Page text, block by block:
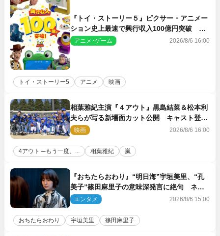
『トイ・ストーリー５』ピクサー・アニメー
ション史上最速で興行収入100億円突破 シ
リーズNo.1興収が目前
アニメ･ゲーム 2026/8/6 16:00
トイ・ストーリー5 アニメ 映画
相葉雅紀主演『４アウト』黒島結菜＆松本利
夫らが写る新場面カット公開 キャスト登壇
イベントも決定
映画 2026/8/6 16:00
4アウト ─もう一度、... 相葉雅紀 嵐
『おちたらおわり』“明日海”宇垣美里、“孔
美子”篠田麻里子の意味深発言に絶句 ネッ
ト驚き「まさか」「意外な展開」
エンタメ 2026/8/6 15:00
おちたらおわり 宇垣美里 篠田麻里子